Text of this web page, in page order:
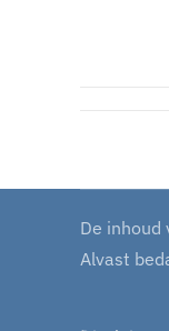
De
Alvast